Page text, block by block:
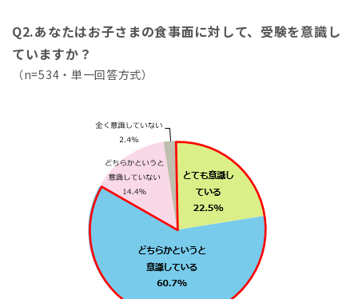
Q2.あなたはお子さまの食事面に対して、受験を意識し
ていますか？
（n=534・単一回答方式）